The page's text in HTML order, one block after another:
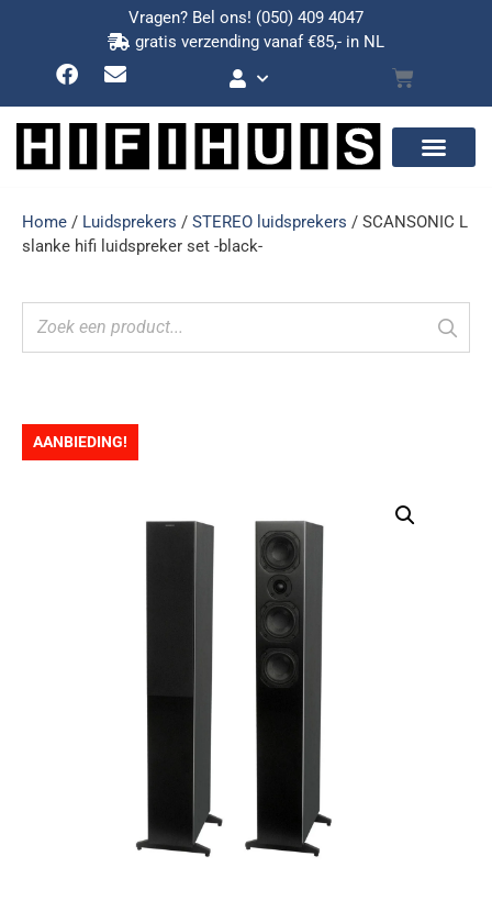
Vragen? Bel ons! (050) 409 4047
gratis verzending vanaf €85,- in NL
Home / Luidsprekers / STEREO luidsprekers / SCANSONIC L
slanke hifi luidspreker set -black-
AANBIEDING!